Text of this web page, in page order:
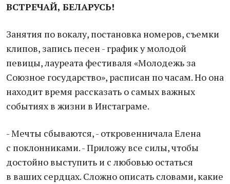
ВСТРЕЧАЙ, БЕЛАРУСЬ!
Занятия по вокалу, постановка номеров, съемки
клипов, запись песен - график у молодой
певицы, лауреата фестиваля «Молодежь за
Союзное государство», расписан по часам. Но она
находит время рассказать о самых важных
событиях в жизни в Инстаграме.
- Мечты сбываются, - откровенничала Елена
с поклонниками. - Приложу все силы, чтобы
достойно выступить и с любовью остаться
в ваших сердцах. Сложно описать словами, какие